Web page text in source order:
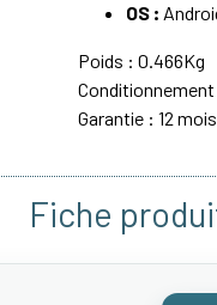
OS :
Poids : 0.466Kg
Conditionnement
Garantie : 12 mois
Fiche